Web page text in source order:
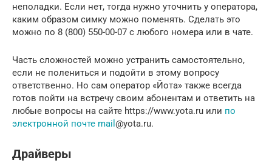
неполадки. Если нет, тогда нужно уточнить у оператора,
каким образом симку можно поменять. Сделать это
можно по 8 (800) 550-00-07 с любого номера или в чате.
Часть сложностей можно устранить самостоятельно,
если не полениться и подойти в этому вопросу
ответственно. Но сам оператор «Йота» также всегда
готов пойти на встречу своим абонентам и ответить на
любые вопросы на сайте https://www.yota.ru или по
электронной почте mail @yota.ru.
Драйверы